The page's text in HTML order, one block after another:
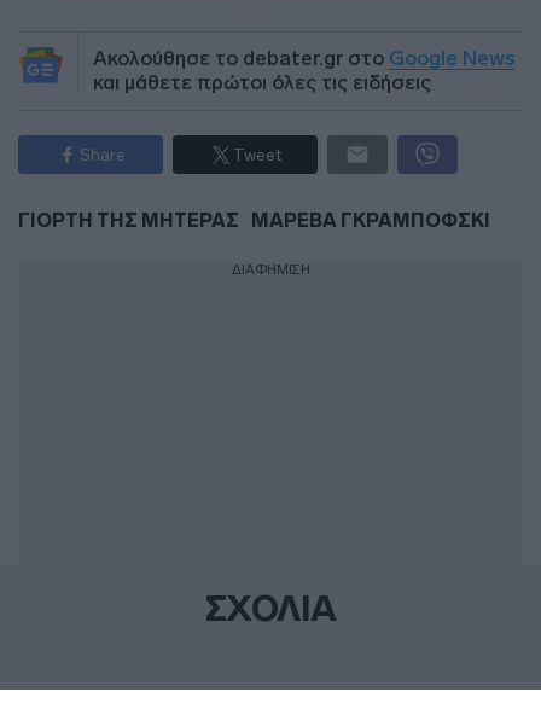
Ακολούθησε το debater.gr στο Google News
και μάθετε πρώτοι όλες τις ειδήσεις
Share Tweet
ΓΙΟΡΤΗ ΤΗΣ ΜΗΤΕΡΑΣ ΜΑΡΕΒΑ ΓΚΡΑΜΠΟΦΣΚΙ
ΔΙΑΦΗΜΙΣΗ
ΣΧΟΛΙΑ